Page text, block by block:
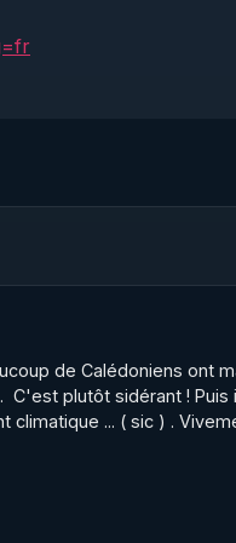
www.conseilnational.fr​
de Calédoniens ont
plutôt sidérant ! Puis
... ( sic ) .